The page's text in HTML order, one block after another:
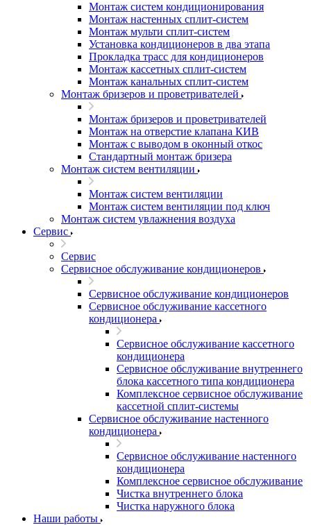
Монтаж систем кондиционирования
Монтаж настенных сплит-систем
Монтаж мульти сплит-систем
Установка кондиционеров в два этапа
Прокладка трасс для кондиционеров
Монтаж кассетных сплит-систем
Монтаж канальных сплит-систем
Монтаж бризеров и проветривателей
Монтаж бризеров и проветривателей
Монтаж на отверстие клапана КИВ
Монтаж с выводом в оконный откос
Стандартный монтаж бризера
Монтаж систем вентиляции
Монтаж систем вентиляции
Монтаж систем вентиляции под ключ
Монтаж систем увлажнения воздуха
Сервис
Сервис
Сервисное обслуживание кондиционеров
Сервисное обслуживание кондиционеров
Сервисное обслуживание кассетного
кондиционера
Сервисное обслуживание кассетного
кондиционера
Сервисное обслуживание внутреннего
блока кассетного типа кондиционера
Комплексное сервисное обслуживание
кассетной сплит-системы
Сервисное обслуживание настенного
кондиционера
Сервисное обслуживание настенного
кондиционера
Комплексное сервисное обслуживание
Чистка внутреннего блока
Чистка наружного блока
Наши работы